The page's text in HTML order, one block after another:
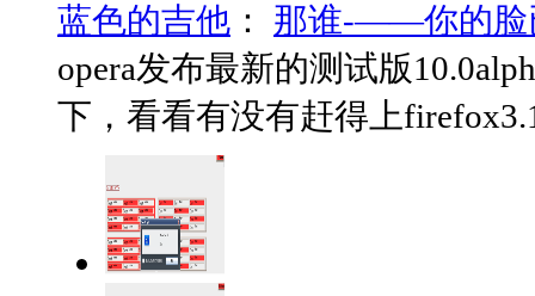
蓝色的吉他 ： 那谁-——你的脸
opera发布最新的测试版
下，看看有没有赶得上